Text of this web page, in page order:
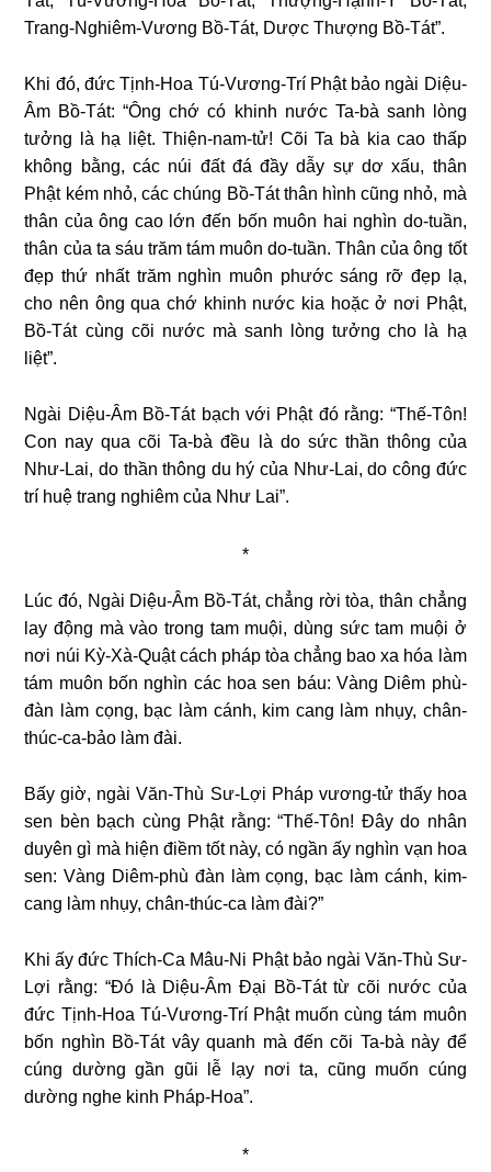
Trang-Nghiêm-Vương Bồ-Tát, Dược Thượng Bồ-Tát”.
Khi đó, đức Tịnh-Hoa Tú-Vương-Trí Phật bảo ngài Diệu-
Âm Bồ-Tát: “Ông chớ có khinh nước Ta-bà sanh lòng
tưởng là hạ liệt. Thiện-nam-tử! Cõi Ta bà kia cao thấp
không bằng, các núi đất đá đầy dẫy sự dơ xấu, thân
Phật kém nhỏ, các chúng Bồ-Tát thân hình cũng nhỏ, mà
thân của ông cao lớn đến bốn muôn hai nghìn do-tuần,
thân của ta sáu trăm tám muôn do-tuần. Thân của ông tốt
đẹp thứ nhất trăm nghìn muôn phước sáng rỡ đẹp lạ,
cho nên ông qua chớ khinh nước kia hoặc ở nơi Phật,
Bồ-Tát cùng cõi nước mà sanh lòng tưởng cho là hạ
liệt”.
Ngài Diệu-Âm Bồ-Tát bạch với Phật đó rằng: “Thế-Tôn!
Con nay qua cõi Ta-bà đều là do sức thần thông của
Như-Lai, do thần thông du hý của Như-Lai, do công đức
trí huệ trang nghiêm của Như Lai”.
*
Lúc đó, Ngài Diệu-Âm Bồ-Tát, chẳng rời tòa, thân chẳng
lay động mà vào trong tam muội, dùng sức tam muội ở
nơi núi Kỳ-Xà-Quật cách pháp tòa chẳng bao xa hóa làm
tám muôn bốn nghìn các hoa sen báu: Vàng Diêm phù-
đàn làm cọng, bạc làm cánh, kim cang làm nhụy, chân-
thúc-ca-bảo làm đài.
Bấy giờ, ngài Văn-Thù Sư-Lợi Pháp vương-tử thấy hoa
sen bèn bạch cùng Phật rằng: “Thế-Tôn! Đây do nhân
duyên gì mà hiện điềm tốt này, có ngần ấy nghìn vạn hoa
sen: Vàng Diêm-phù đàn làm cọng, bạc làm cánh, kim-
cang làm nhụy, chân-thúc-ca làm đài?”
Khi ấy đức Thích-Ca Mâu-Ni Phật bảo ngài Văn-Thù Sư-
Lợi rằng: “Đó là Diệu-Âm Đại Bồ-Tát từ cõi nước của
đức Tịnh-Hoa Tú-Vương-Trí Phật muốn cùng tám muôn
bốn nghìn Bồ-Tát vây quanh mà đến cõi Ta-bà này để
cúng dường gần gũi lễ lạy nơi ta, cũng muốn cúng
dường nghe kinh Pháp-Hoa”.
*